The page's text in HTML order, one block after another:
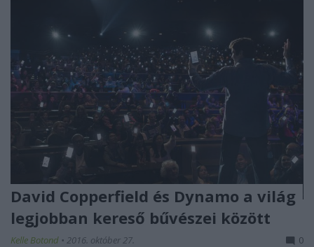
David Copperfield és Dynamo a világ
legjobban kereső bűvészei között
Kelle Botond • 2016. október 27. 0